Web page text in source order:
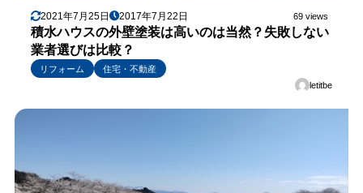
2021年7月25日 2017年7月22日 69 views
積水ハウスの外壁塗装は高いのは当然？失敗しない
業者選びは比較？
リフォーム
住宅・不動産
letitbe